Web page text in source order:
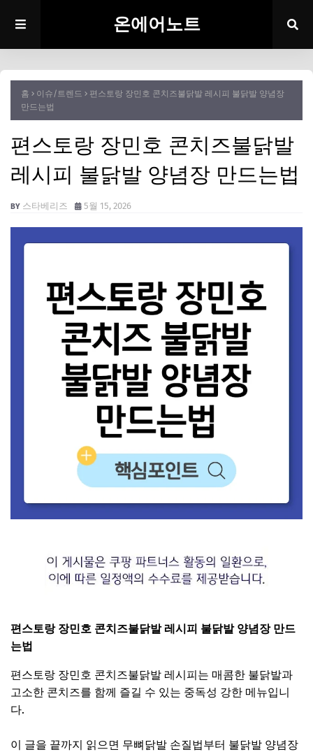
온에어노트
홈 이슈/트렌드
편스토랑 장민호 콘치즈불닭발 레시피 불닭발 양념장
만드는법
편스토랑 장민호 콘치즈불닭발
레시피 불닭발 양념장 만드는법
스타베리즈 5월 15, 2026
편스토랑 장민호 콘치즈불닭발 레시피 불닭발 양념장 만드
는법
편스토랑 장민호 콘치즈불닭발 레시피는 매콤한 불닭발과
고소한 콘치즈를 함께 즐길 수 있는 중독성 강한 메뉴입니
다.
이 글을 끝까지 읽으면 무뼈닭발 손질법부터 불닭발 양념장